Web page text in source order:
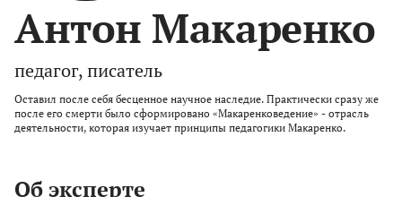
Антон Макаренко
педагог, писатель
Оставил после себя бесценное научное наследие. Практически сразу же
после его смерти было сформировано «Макаренковедение» - отрасль
деятельности, которая изучает принципы педагогики Макаренко.
Об эксперте